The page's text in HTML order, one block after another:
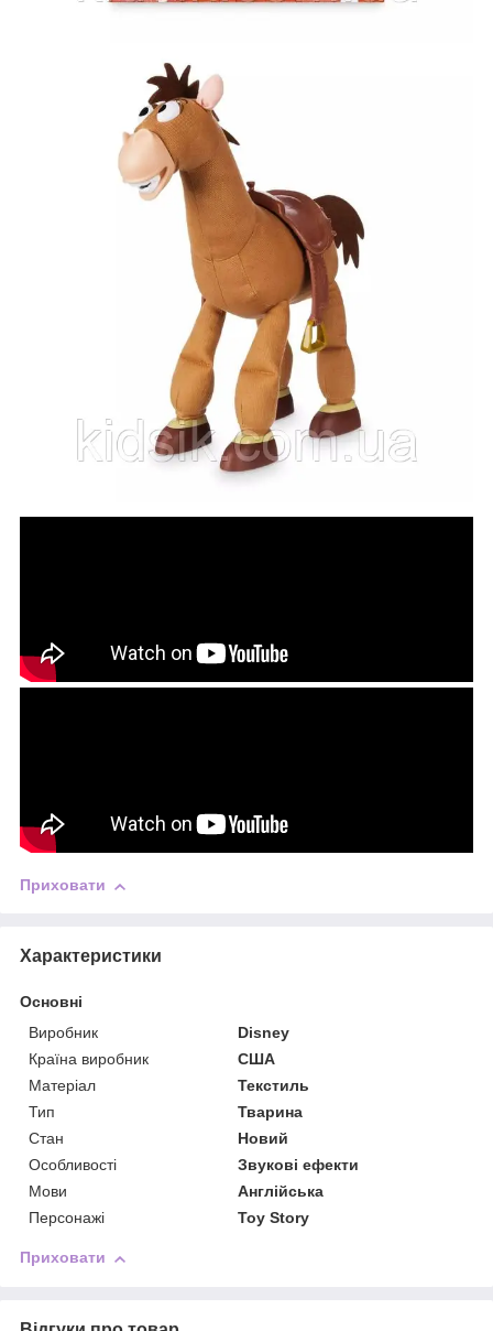
Приховати
Характеристики
Основні
Виробник
Disney
Країна виробник
США
Матеріал
Текстиль
Тип
Тварина
Стан
Новий
Особливості
Звукові ефекти
Мови
Англійська
Персонажі
Toy Story
Приховати